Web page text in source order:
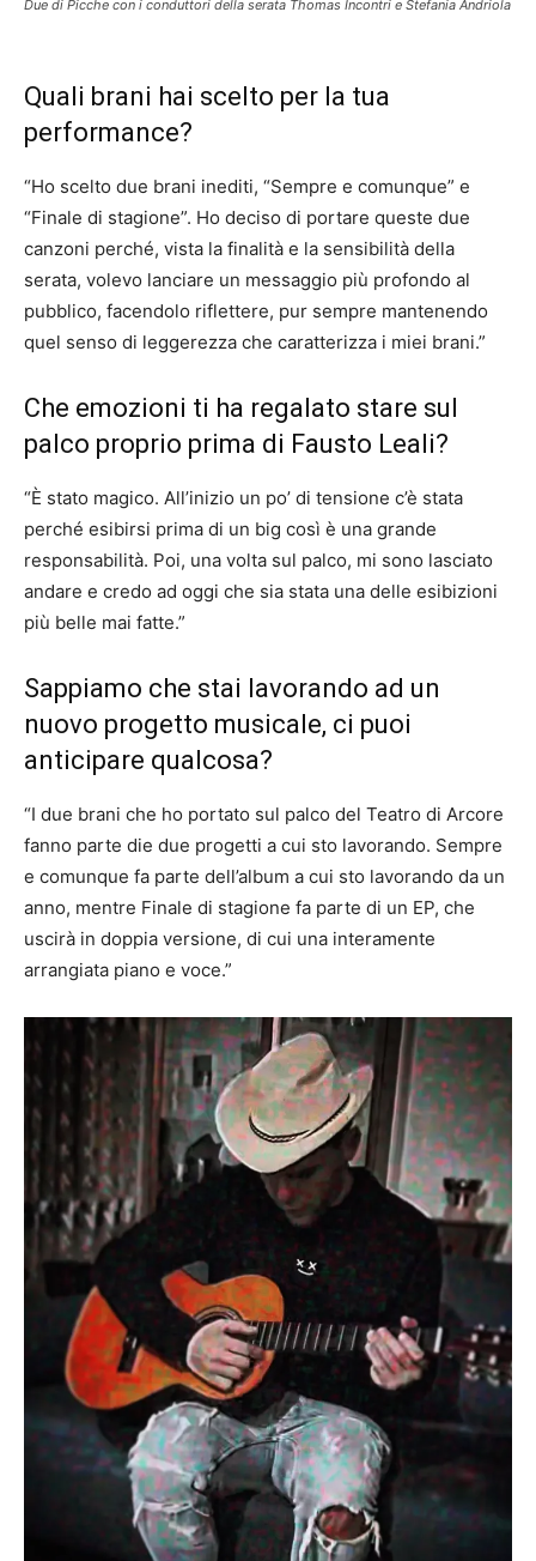
Due di Picche con i conduttori della serata Thomas Incontri e Stefania Andriola
Quali brani hai scelto per la tua
performance?
“Ho scelto due brani inediti, “Sempre e comunque” e
“Finale di stagione”. Ho deciso di portare queste due
canzoni perché, vista la finalità e la sensibilità della
serata, volevo lanciare un messaggio più profondo al
pubblico, facendolo riflettere, pur sempre mantenendo
quel senso di leggerezza che caratterizza i miei brani.”
Che emozioni ti ha regalato stare sul
palco proprio prima di Fausto Leali?
“È stato magico. All’inizio un po’ di tensione c’è stata
perché esibirsi prima di un big così è una grande
responsabilità. Poi, una volta sul palco, mi sono lasciato
andare e credo ad oggi che sia stata una delle esibizioni
più belle mai fatte.”
Sappiamo che stai lavorando ad un
nuovo progetto musicale, ci puoi
anticipare qualcosa?
“I due brani che ho portato sul palco del Teatro di Arcore
fanno parte die due progetti a cui sto lavorando. Sempre
e comunque fa parte dell’album a cui sto lavorando da un
anno, mentre Finale di stagione fa parte di un EP, che
uscirà in doppia versione, di cui una interamente
arrangiata piano e voce.”